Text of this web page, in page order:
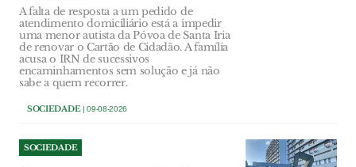
A falta de resposta a um pedido de
atendimento domiciliário está a impedir
uma menor autista da Póvoa de Santa Iria
de renovar o Cartão de Cidadão. A família
acusa o IRN de sucessivos
encaminhamentos sem solução e já não
sabe a quem recorrer.
SOCIEDADE| 09-08-2026
SOCIEDADE